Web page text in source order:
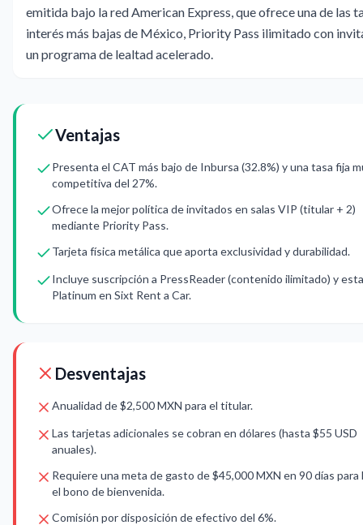
emitida bajo la red American Express, que ofrece una de las
interés más bajas de México, Priority Pass ilimitado con
un programa de lealtad acelerado.
Ventajas
Presenta el CAT más bajo de Inbursa (32.8%) y una tasa fija
competitiva del 27%.
Ofrece la mejor política de invitados en salas VIP (titular + 2)
mediante Priority Pass.
Tarjeta física metálica que aporta exclusividad y durabilidad.
Incluye suscripción a PressReader (contenido ilimitado) y
Platinum en Sixt Rent a Car.
Desventajas
Anualidad de $2,500 MXN para el titular.
Las tarjetas adicionales se cobran en dólares (hasta $55 USD
anuales).
Requiere una meta de gasto de $45,000 MXN en 90 días para
el bono de bienvenida.
Comisión por disposición de efectivo del 6%.